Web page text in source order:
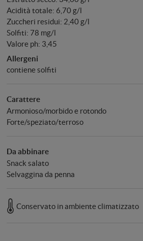
Acidità totale: 6,70 g/l
Zuccheri residui: 2,40 g/l
Solfiti: 78 mg/l
Valore ph: 3,45
Allergeni
contiene solfiti
Carattere
Armonioso/morbido e rotondo
Forte/speziato/terroso
Da abbinare
Snack salato
Selvaggina da penna
Conservato in ambiente climatizzato